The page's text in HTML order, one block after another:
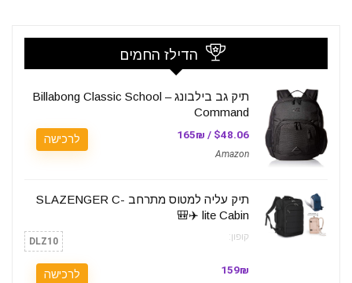
הדילז החמים
תיק גב בילבונג – Billabong Classic School
Command
$48.06 / 165₪
Amazon
לרכישה
תיק עליה למטוס מתרחב SLAZENGER C-
lite Cabin ✈️🎒
קופון: DLZ10
159₪ לרכישה